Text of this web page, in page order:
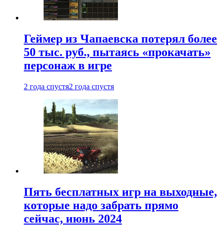
Геймер из Чапаевска потерял более
50 тыс. руб., пытаясь «прокачать»
персонаж в игре
2 года спустя2 года спустя
Пять бесплатных игр на выходные,
которые надо забрать прямо
сейчас, июнь 2024